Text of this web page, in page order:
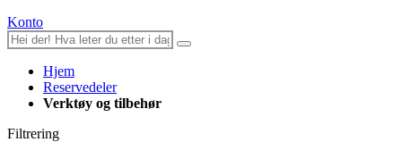
Konto
Hjem
Reservedeler
Verktøy og tilbehør
Filtrering